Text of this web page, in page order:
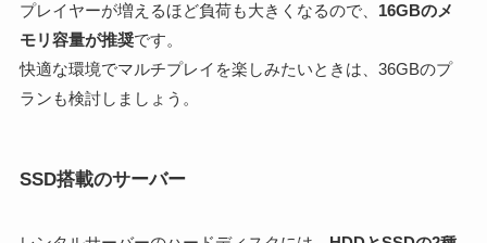
プレイヤーが増えるほど負荷も大きくなるので、 16GBのメ
モリ容量が推奨です。
快適な環境でマルチプレイを楽しみたいときは、36GBのプ
ランも検討しましょう。
SSD搭載のサーバー